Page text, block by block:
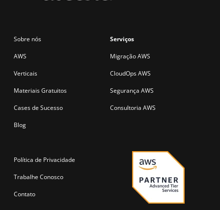
Sobre nós
AWS
Verticais
Materiais Gratuitos
Cases de Sucesso
Blog
Serviços
Migração AWS
CloudOps AWS
Segurança AWS
Consultoria AWS
Política de Privacidade
Trabalhe Conosco
Contato